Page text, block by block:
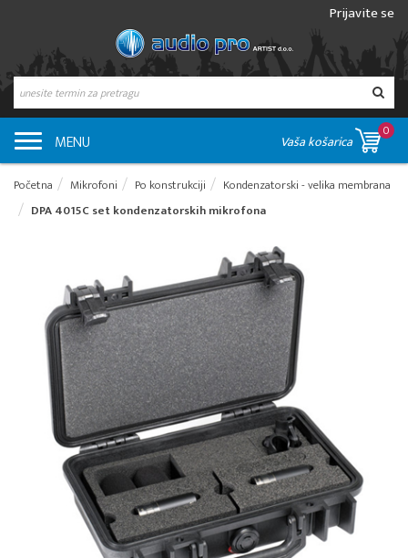
Prijavite se
MENU Vaša košarica
0
Početna Mikrofoni Po konstrukciji
Kondenzatorski - velika membrana
DPA 4015C set kondenzatorskih mikrofona